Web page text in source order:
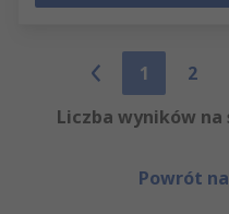
1 2
Liczba wyników na
Powrót